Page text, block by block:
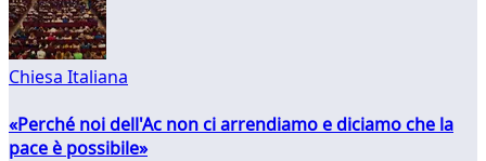
Chiesa Italiana
«Perché noi dell'Ac non ci arrendiamo e diciamo che la
pace è possibile»